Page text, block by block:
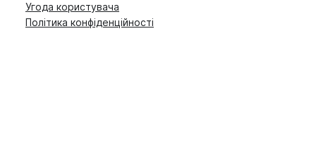
Угода користувача
Політика конфіденційності